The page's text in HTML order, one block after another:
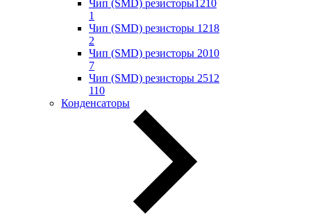
Чип (SMD) резисторы1210
1
Чип (SMD) резисторы 1218
2
Чип (SMD) резисторы 2010
7
Чип (SMD) резисторы 2512
110
Конденсаторы